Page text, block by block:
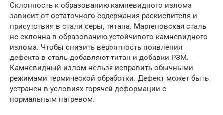
Склонность к образованию камневидного излома
зависит от остаточного содержания раскислителя и
присутствия в стали серы, титана. Мартеновская сталь
не склонна в образованию устойчивого камневидного
излома. Чтобы снизить вероятность появления
дефекта в сталь добавляют титан и добавки РЗМ.
Камневидный излом нельзя исправить обычными
режимами термической обработки. Дефект может быть
устранен в условиях горячей деформации с
нормальным нагревом.